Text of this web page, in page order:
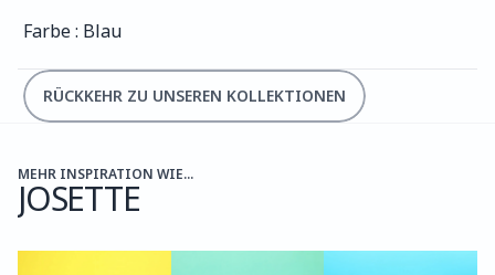
Farbe : Blau
RÜCKKEHR ZU UNSEREN KOLLEKTIONEN
MEHR INSPIRATION WIE...
JOSETTE